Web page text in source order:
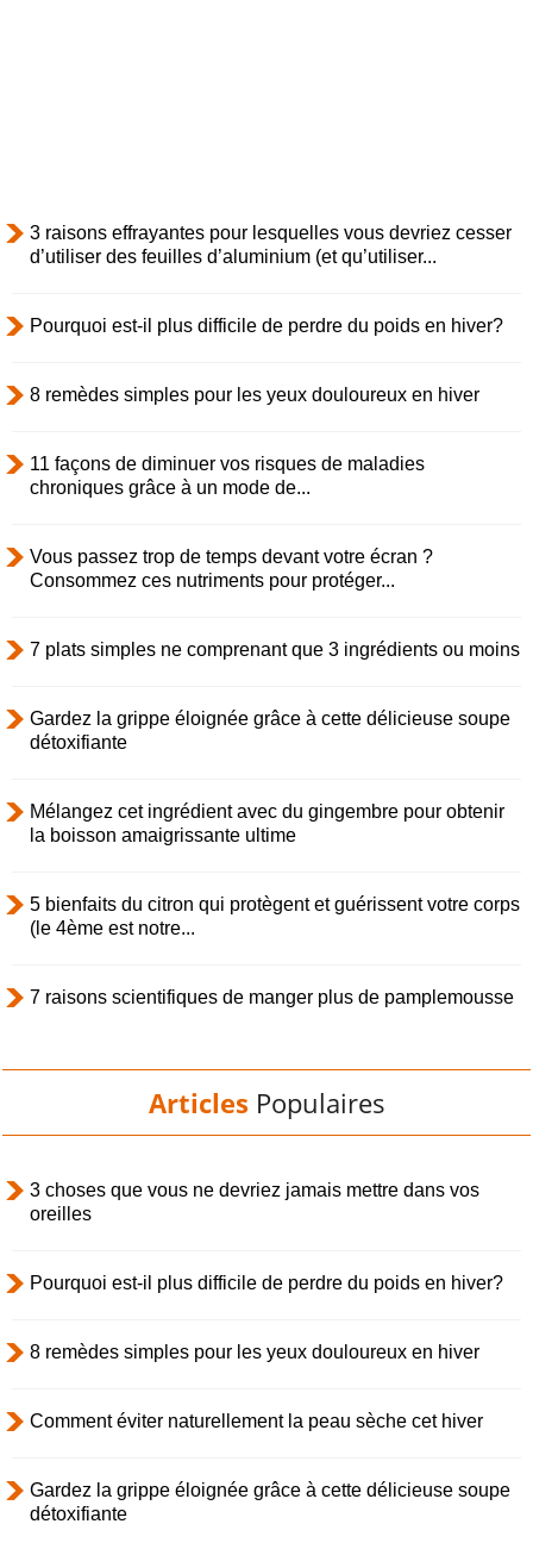
3 raisons effrayantes pour lesquelles vous devriez cesser
d’utiliser des feuilles d’aluminium (et qu’utiliser...
Pourquoi est-il plus difficile de perdre du poids en hiver?
8 remèdes simples pour les yeux douloureux en hiver
11 façons de diminuer vos risques de maladies
chroniques grâce à un mode de...
Vous passez trop de temps devant votre écran ?
Consommez ces nutriments pour protéger...
7 plats simples ne comprenant que 3 ingrédients ou moins
Gardez la grippe éloignée grâce à cette délicieuse soupe
détoxifiante
Mélangez cet ingrédient avec du gingembre pour obtenir
la boisson amaigrissante ultime
5 bienfaits du citron qui protègent et guérissent votre corps
(le 4ème est notre...
7 raisons scientifiques de manger plus de pamplemousse
Articles Populaires
3 choses que vous ne devriez jamais mettre dans vos
oreilles
Pourquoi est-il plus difficile de perdre du poids en hiver?
8 remèdes simples pour les yeux douloureux en hiver
Comment éviter naturellement la peau sèche cet hiver
Gardez la grippe éloignée grâce à cette délicieuse soupe
détoxifiante